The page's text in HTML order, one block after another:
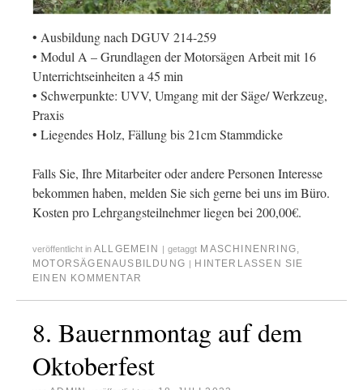
• Ausbildung nach DGUV 214-259
• Modul A – Grundlagen der Motorsägen Arbeit mit 16
Unterrichtseinheiten a 45 min
• Schwerpunkte: UVV, Umgang mit der Säge/ Werkzeug,
Praxis
• Liegendes Holz, Fällung bis 21cm Stammdicke
Falls Sie, Ihre Mitarbeiter oder andere Personen Interesse
bekommen haben, melden Sie sich gerne bei uns im Büro.
Kosten pro Lehrgangsteilnehmer liegen bei 200,00€.
veröffentlicht in ALLGEMEIN getaggt MASCHINENRING,
MOTORSÄGENAUSBILDUNG
HINTERLASSEN SIE
EINEN KOMMENTAR
8. Bauernmontag auf dem
Oktoberfest